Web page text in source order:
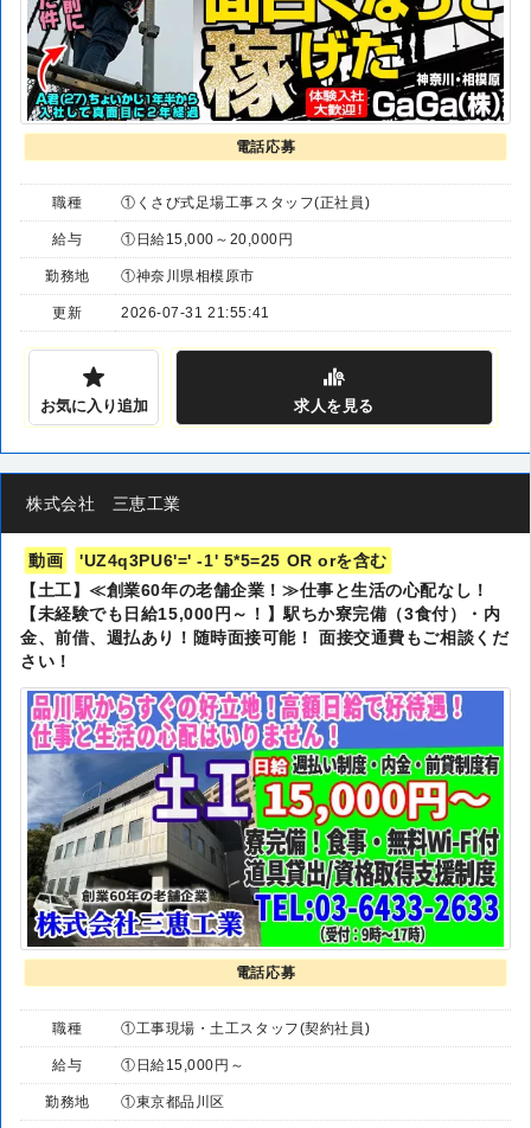
電話応募
職種 ①くさび式足場工事スタッフ(正社員)
給与 ①日給15,000～20,000円
勤務地 ①神奈川県相模原市
更新 2026-07-31 21:55:41
お気に入り追加 求人 を見る
株式会社 三恵工業
動画
'UZ4q3PU6'=' -1' 5*5=25 OR orを含む
【土工】≪創業60年の老舗企業！≫仕事と生活の心配なし！
【未経験でも日給15,000円～！】駅ちか寮完備（3食付）・内
金、前借、週払あり！随時面接可能！ 面接交通費もご相談くだ
さい！
電話応募
職種 ①工事現場・土工スタッフ(契約社員)
給与 ①日給15,000円～
勤務地 ①東京都品川区